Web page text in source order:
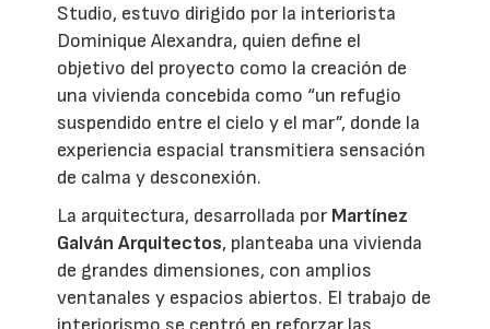
Studio, estuvo dirigido por la interiorista
Dominique Alexandra, quien define el
objetivo del proyecto como la creación de
una vivienda concebida como “un refugio
suspendido entre el cielo y el mar”, donde la
experiencia espacial transmitiera sensación
de calma y desconexión.
La arquitectura, desarrollada por Martínez
Galván Arquitectos, planteaba una vivienda
de grandes dimensiones, con amplios
ventanales y espacios abiertos. El trabajo de